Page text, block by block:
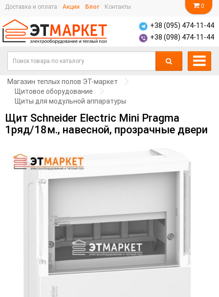
0
Доставка и оплата Акции Блог Контакты
+38 (095) 474-11-44
+38 (098) 474-11-44
Магазин теплых полов ЭТ-маркет
Щитовое оборудование
Щиты для модульной аппаратуры
Щит Schneider Electric Mini Pragma
1ряд/18м., навесной, прозрачные двери